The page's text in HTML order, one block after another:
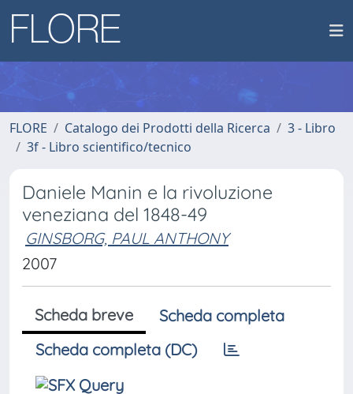
FLORE Catalogo dei Prodotti della Ricerca
3 - Libro
3f - Libro scientifico/tecnico
Daniele Manin e la rivoluzione
veneziana del 1848-49
GINSBORG, PAUL ANTHONY
2007
Scheda breve
Scheda completa
Scheda completa (DC)